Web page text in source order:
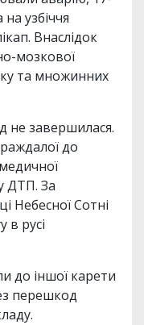
узбіччя
Внаслідок
мозкової
та множинних
не завершилася.
до
ДТП. За
Небесної Сотні
в русі
до іншої карети
перешкод